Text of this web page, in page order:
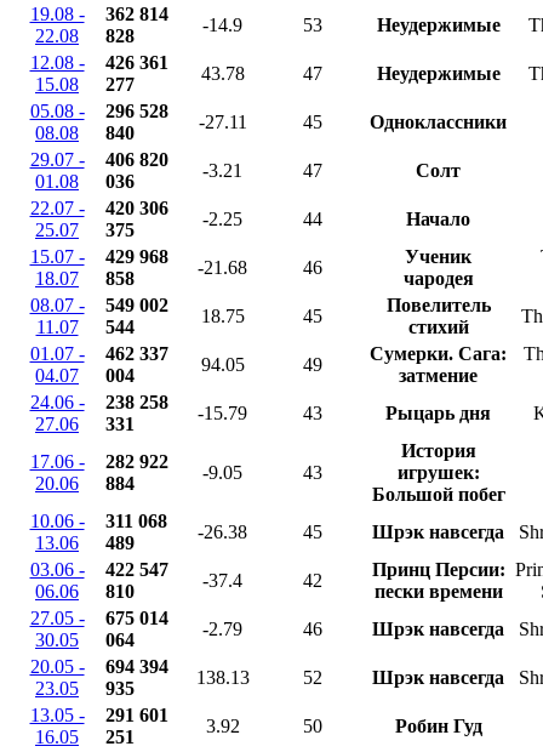
19.08 -
22.08
362 814
828
-14.9 53 Неудержимые
12.08 -
15.08
426 361
277
43.78 47 Неудержимые
05.08 -
08.08
296 528
840
-27.11 45
Одноклассники
29.07 -
01.08
406 820
036
-3.21 47
Солт
22.07 -
25.07
420 306
375
-2.25 44
Начало
15.07 -
18.07
429 968
858
-21.68 46
Ученик
чародея
08.07 -
11.07
549 002
544
18.75 45
Повелитель
стихий
01.07 -
04.07
462 337
004
94.05 49
Сумерки. Сага:
затмение
24.06 -
27.06
238 258
331
-15.79 43 Рыцарь дня
17.06 -
20.06
282 922
884
-9.05 43
История
игрушек:
Большой побег
10.06 -
13.06
311 068
489
-26.38 45 Шрэк навсегда
03.06 -
06.06
422 547
810
-37.4 42
Принц Персии:
пески времени
27.05 -
30.05
675 014
064
-2.79 46 Шрэк навсегда
20.05 -
23.05
694 394
935
138.13 52 Шрэк навсегда
13.05 -
16.05
291 601
251
3.92 50
Робин Гуд